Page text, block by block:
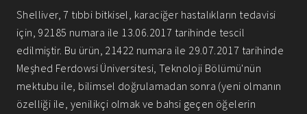
Shelliver, 7 tıbbi bitkisel, karaciğer hastalıkların tedavisi
için, 92185 numara ile 13.06.2017 tarihinde tescil
edilmiştir. Bu ürün, 21422 numara ile 29.07.2017 tarihinde
Meşhed Ferdowsi Üniversitesi, Teknoloji Bölümü'nün
mektubu ile, bilimsel doğrulamadan sonra (yeni olmanın
özelliği ile, yenilikçi olmak ve bahsi geçen öğelerin